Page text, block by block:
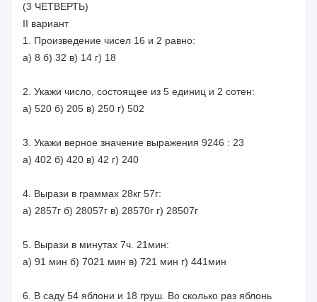
(3 ЧЕТВЕРТЬ)
II вариант
1. Произведение чисел 16 и 2 равно:
а) 8 б) 32 в) 14 г) 18
2. Укажи число, состоящее из 5 единиц и 2 сотен:
а) 520 б) 205 в) 250 г) 502
3. Укажи верное значение выражения 9246 : 23
а) 402 б) 420 в) 42 г) 240
4. Вырази в граммах 28кг 57г:
а) 2857г б) 28057г в) 28570г г) 28507г
5. Вырази в минутах 7ч. 21мин:
а) 91 мин б) 7021 мин в) 721 мин г) 441мин
6. В саду 54 яблони и 18 груш. Во сколько раз яблонь